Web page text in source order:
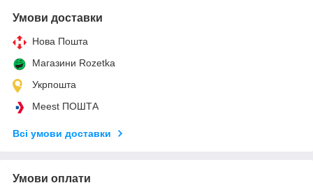
Умови доставки
Нова Пошта
Магазини Rozetka
Укрпошта
Meest ПОШТА
Всі умови доставки
Умови оплати